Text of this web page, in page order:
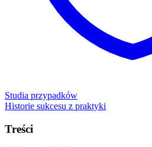
Studia przypadków
Historie sukcesu z praktyki
Treści